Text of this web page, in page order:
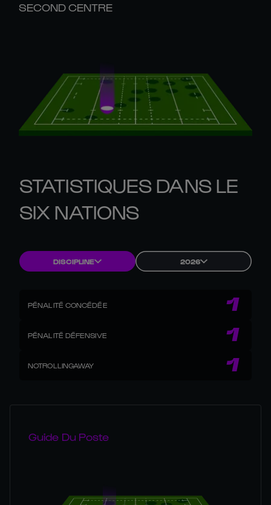
SECOND CENTRE
STATISTIQUES DANS LE
SIX NATIONS
DISCIPLINE 2026
PÉNALITÉ CONCÉDÉE 1
PÉNALITÉ DÉFENSIVE 1
NOTROLLINGAWAY 1
Guide Du Poste